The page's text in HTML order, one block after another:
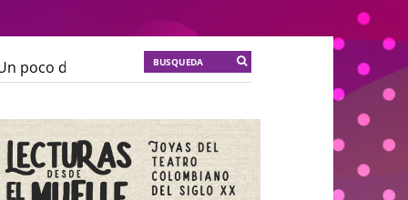
poco de locura para la cordura
Soma
Soma
de Teatro Rosa